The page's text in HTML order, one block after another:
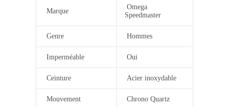
Marque
Omega
Speedmaster
Genre Hommes
Imperméable Oui
Ceinture Acier inoxydable
Mouvement Chrono Quartz